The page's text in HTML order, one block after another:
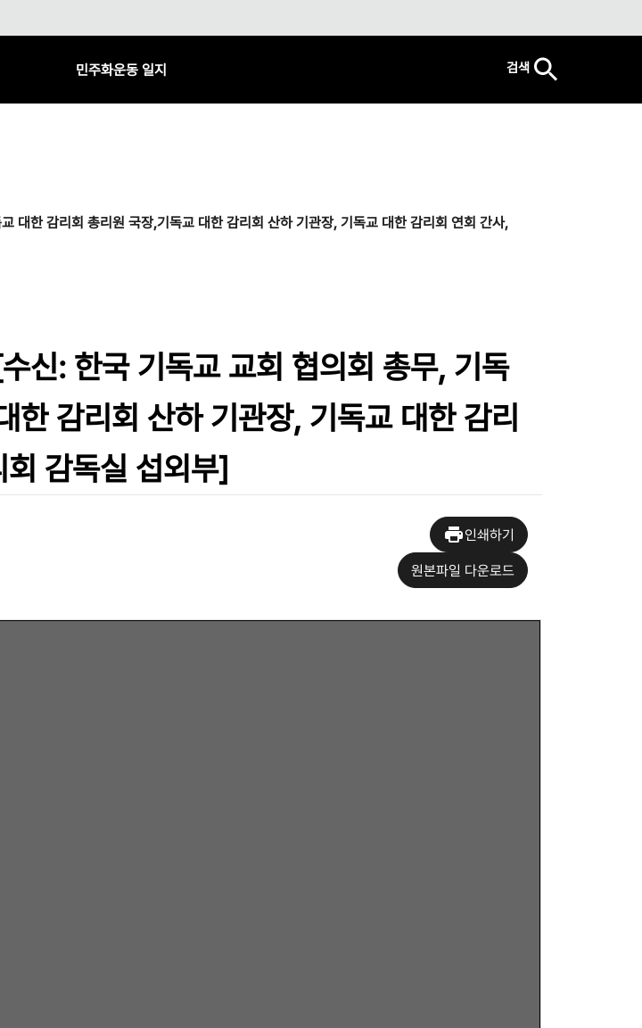
민주화운동 일지 검색
한 감리회 총리원 국장,기독교 대한 감리회 산하 기관장, 기독교 대한 감리회 연회 간사,
신: 한국 기독교 교회 협의회 총무, 기독
감리회 산하 기관장, 기독교 대한 감리
감독실 섭외부]
인쇄하기
원본파일 다운로드